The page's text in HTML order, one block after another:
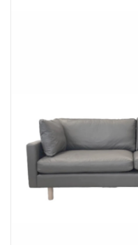
LATEST ARRIVALS 最新扺港
MATER 系列